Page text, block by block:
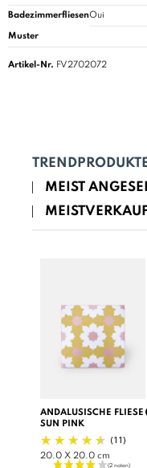
BadezimmerfliesenOui
Muster
Artikel-Nr. FV2702072
MEIST
ANDALUSISCHE FLIESE
SUN PINK
(11)
20.0 X 20.0 cm